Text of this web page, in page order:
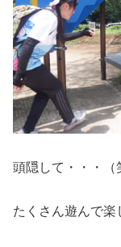
頭隠して・・・（
たくさん遊んで楽